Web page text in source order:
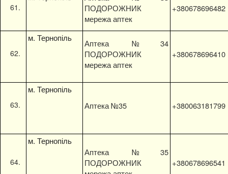
ПОДОРОЖНИК
мережа аптек
+380678696482
м. Тернопіль
Аптека №34
ПОДОРОЖНИК
мережа аптек
+380678696410
м. Тернопіль
Аптека №35 +380063181799
м. Тернопіль
Аптека №35
ПОДОРОЖНИК
+380678696541